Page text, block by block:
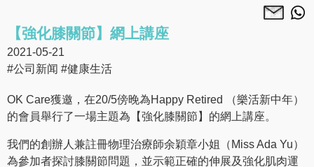
【強化膝關節】網上講座
2021-05-21
#公司新闻 #健康生活
OK Care獲邀，在20/5傍晚為Happy Retired （樂活新中年）
的會員舉行了一場主題為【強化膝關節】的網上講座。
我們的創辦人兼註冊物理治療師余穎章小姐（Miss Ada Yu）
為參加者探討膝關節問題，並示範正確的伸展及強化肌肉運